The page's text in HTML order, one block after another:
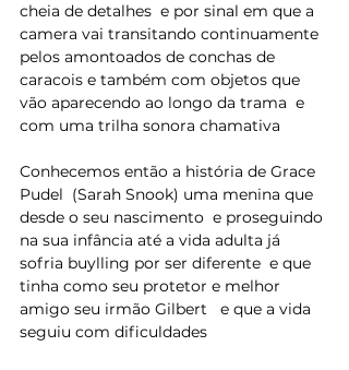
cheia de detalhes  e por sinal em que a
camera vai transitando continuamente
pelos amontoados de conchas de
caracois e também com objetos que
vão aparecendo ao longo da trama  e
com uma trilha sonora chamativa
Conhecemos então a história de Grace
Pudel  (Sarah Snook) uma menina que
desde o seu nascimento  e proseguindo
na sua infância até a vida adulta já
sofria buylling por ser diferente  e que
tinha como seu protetor e melhor
amigo seu irmão Gilbert   e que a vida
seguiu com dificuldades